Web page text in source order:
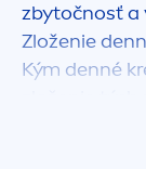
zbytočnosť a
Zloženie
Kým denné